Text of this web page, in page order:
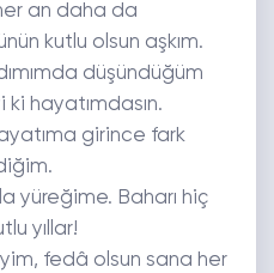
an daha da
kutlu olsun aşkım.
düşündüğüm
ki hayatımdasın.
girince fark
yüreğime. Baharı hiç
yıllar!
fedâ olsun sana her